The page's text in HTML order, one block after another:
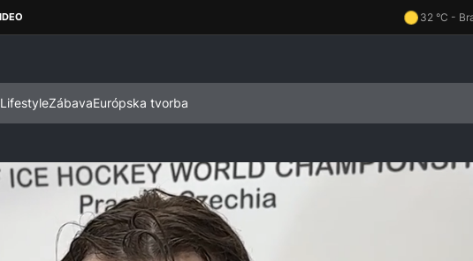
LifestyleZábavaEurópska tvorba